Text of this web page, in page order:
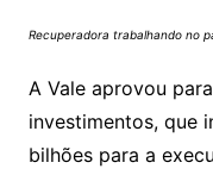
Recuperadora trabalhando no
A Vale aprovou
investimentos, que
bilhões para a